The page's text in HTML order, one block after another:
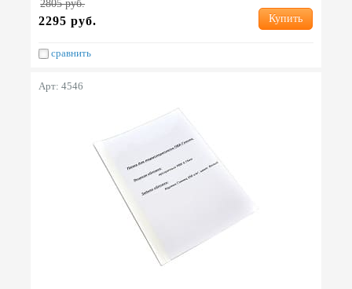
2805 руб.
2295 руб. Купить
сравнить
Арт: 4546